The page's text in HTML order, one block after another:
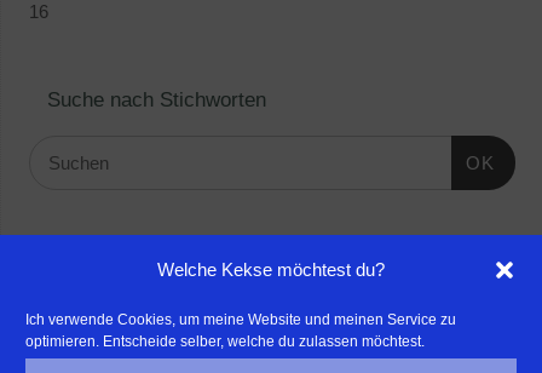
Welche Kekse möchtest du?
Ich verwende Cookies, um meine Website und meinen Service zu
optimieren. Entscheide selber, welche du zulassen möchtest.
16
Suche nach Stichworten
OK
- Für professionelle Fotografen, die ihre Stärken mehr in den
Fokus rücken wollen, empfehle ich eine Beratung durch Frau